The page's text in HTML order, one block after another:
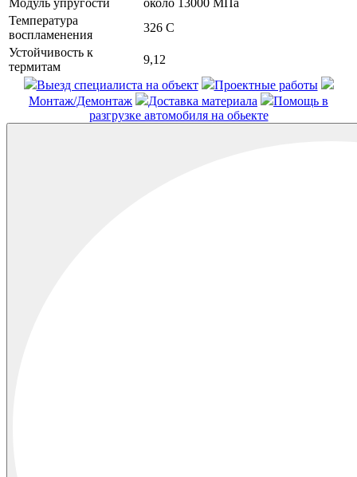
Температура
воспламенения
326 С
Устойчивость к
термитам
9,12
Выезд специалиста на объект
Проектные работы
Монтаж/Демонтаж
Доставка материала
Помощь в
разгрузке автомобиля на обьекте